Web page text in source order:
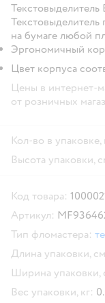
Текстовыделитель
на бумаге любой
Эргономичный
Цвет корпуса
Цены в интернет-
от розничных
Кол-во в упаковке,
Высота упаковки,
Код товара:
Артикул:
Тип фломастера:
Длина упаковки,
Ширина упаковки,
Вес упаковки, кг: